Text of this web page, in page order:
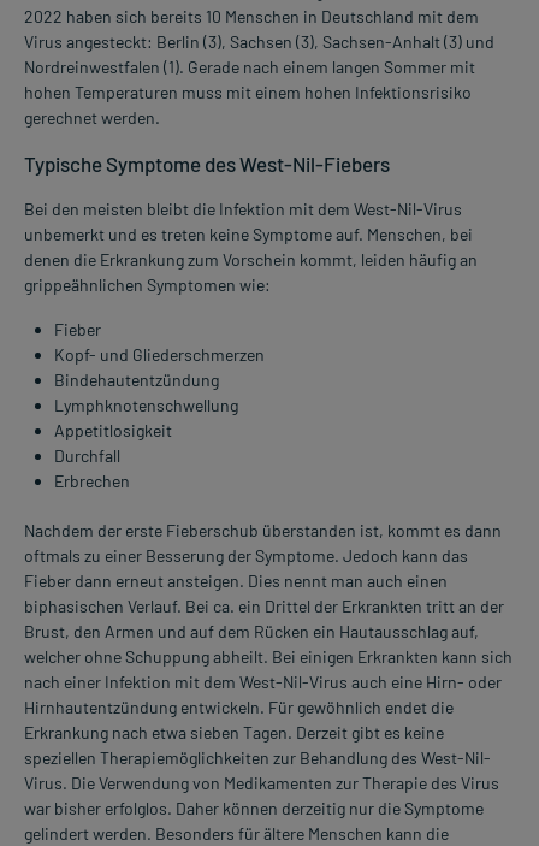
2022 haben sich bereits 10 Menschen in Deutschland mit dem
Virus angesteckt: Berlin (3), Sachsen (3), Sachsen-Anhalt (3) und
Nordreinwestfalen (1). Gerade nach einem langen Sommer mit
hohen Temperaturen muss mit einem hohen Infektionsrisiko
gerechnet werden.
Typische Symptome des West-Nil-Fiebers
Bei den meisten bleibt die Infektion mit dem West-Nil-Virus
unbemerkt und es treten keine Symptome auf. Menschen, bei
denen die Erkrankung zum Vorschein kommt, leiden häufig an
grippeähnlichen Symptomen wie:
Fieber
Kopf- und Gliederschmerzen
Bindehautentzündung
Lymphknotenschwellung
Appetitlosigkeit
Durchfall
Erbrechen
Nachdem der erste Fieberschub überstanden ist, kommt es dann
oftmals zu einer Besserung der Symptome. Jedoch kann das
Fieber dann erneut ansteigen. Dies nennt man auch einen
biphasischen Verlauf. Bei ca. ein Drittel der Erkrankten tritt an der
Brust, den Armen und auf dem Rücken ein Hautausschlag auf,
welcher ohne Schuppung abheilt. Bei einigen Erkrankten kann sich
nach einer Infektion mit dem West-Nil-Virus auch eine Hirn- oder
Hirnhautentzündung entwickeln. Für gewöhnlich endet die
Erkrankung nach etwa sieben Tagen. Derzeit gibt es keine
speziellen Therapiemöglichkeiten zur Behandlung des West-Nil-
Virus. Die Verwendung von Medikamenten zur Therapie des Virus
war bisher erfolglos. Daher können derzeitig nur die Symptome
gelindert werden. Besonders für ältere Menschen kann die